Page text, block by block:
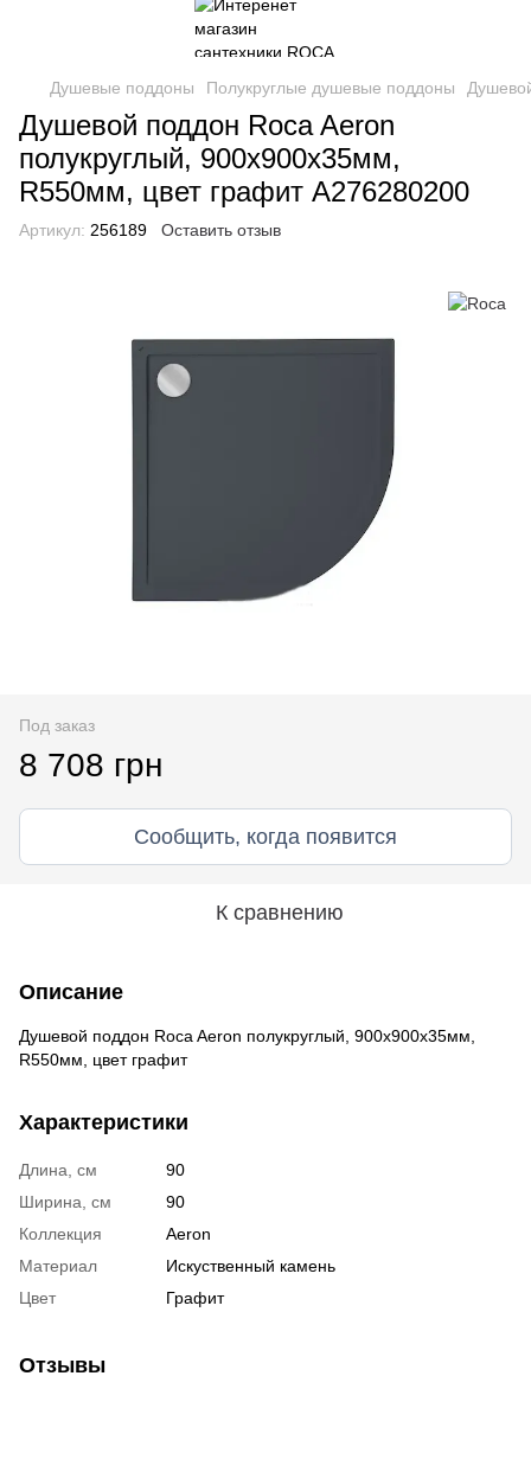
Душевые поддоны Полукруглые душевые поддоны
Душевой поддон Roca Aeron
полукруглый, 900х900х35мм,
R550мм, цвет графит A276280200
Артикул: 256189 Оставить отзыв
Под заказ
8 708 грн
Сообщить, когда появится
К сравнению
Описание
Душевой поддон Roca Aeron полукруглый, 900х900х35мм,
R550мм, цвет графит
Характеристики
Длина, см
90
Ширина, см
90
Коллекция
Aeron
Материал
Искуственный камень
Цвет
Графит
Отзывы